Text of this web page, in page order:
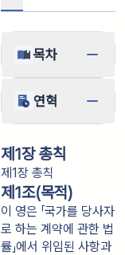
목차
연혁
제1장 총칙
제1장 총칙
제1조(목적)
이 영은 「국가를 당사자
로 하는 계약에 관한 법
률」에서 위임된 사항과